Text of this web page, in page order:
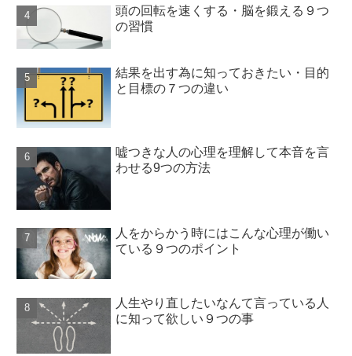
頭の回転を速くする・脳を鍛える９つ
の習慣
結果を出す為に知っておきたい・目的
と目標の７つの違い
嘘つきな人の心理を理解して本音を言
わせる9つの方法
人をからかう時にはこんな心理が働い
ている９つのポイント
人生やり直したいなんて言っている人
に知って欲しい９つの事